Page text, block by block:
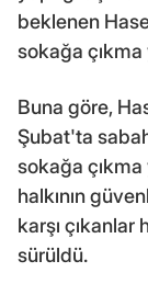
beklenen
sokağa çıkma
Buna göre,
Şubat'ta
sokağa
halkının
karşı çıkanlar
sürüldü.